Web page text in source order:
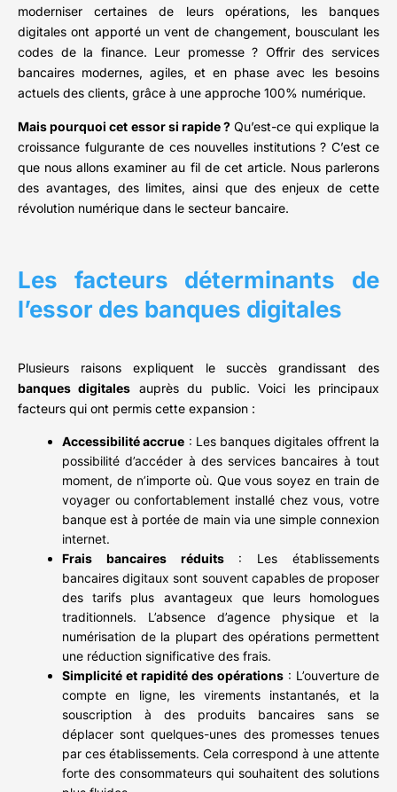
moderniser certaines de leurs opérations, les banques
digitales ont apporté un vent de changement, bousculant les
codes de la finance. Leur promesse ? Offrir des services
bancaires modernes, agiles, et en phase avec les besoins
actuels des clients, grâce à une approche 100% numérique.
Mais pourquoi cet essor si rapide ? Qu’est-ce qui explique la
croissance fulgurante de ces nouvelles institutions ? C’est ce
que nous allons examiner au fil de cet article. Nous parlerons
des avantages, des limites, ainsi que des enjeux de cette
révolution numérique dans le secteur bancaire.
Les facteurs déterminants de
l’essor des banques digitales
Plusieurs raisons expliquent le succès grandissant des
banques digitales auprès du public. Voici les principaux
facteurs qui ont permis cette expansion :
Accessibilité accrue : Les banques digitales offrent la
possibilité d’accéder à des services bancaires à tout
moment, de n’importe où. Que vous soyez en train de
voyager ou confortablement installé chez vous, votre
banque est à portée de main via une simple connexion
internet.
Frais bancaires réduits: Les établissements
bancaires digitaux sont souvent capables de proposer
des tarifs plus avantageux que leurs homologues
traditionnels. L’absence d’agence physique et la
numérisation de la plupart des opérations permettent
une réduction significative des frais.
Simplicité et rapidité des opérations : L’ouverture de
compte en ligne, les virements instantanés, et la
souscription à des produits bancaires sans se
déplacer sont quelques-unes des promesses tenues
par ces établissements. Cela correspond à une attente
forte des consommateurs qui souhaitent des solutions